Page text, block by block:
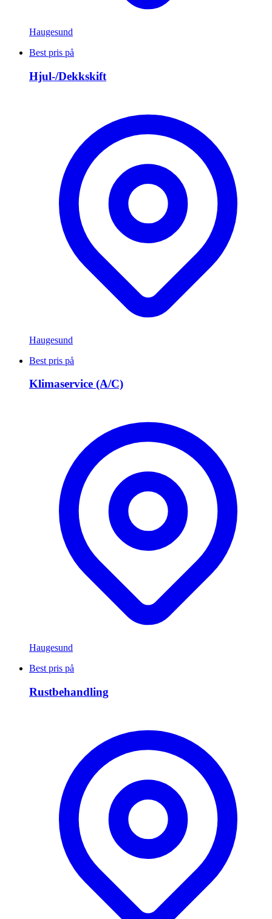
Haugesund
Best pris på
Hjul-/Dekkskift
Haugesund
Best pris på
Klimaservice (A/C)
Haugesund
Best pris på
Rustbehandling